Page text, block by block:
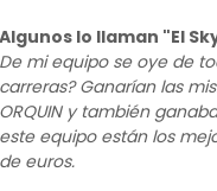
Algunos lo llaman "El
De mi equipo se oye de
carreras? Ganarían las
ORQUIN y también
este equipo están los
de euros.